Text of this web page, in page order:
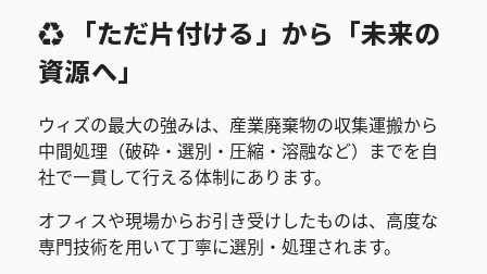
♻️ 「ただ片付ける」から「未来の
資源へ」
ウィズの最大の強みは、産業廃棄物の収集運搬から
中間処理（破砕・選別・圧縮・溶融など）までを自
社で一貫して行える体制にあります。
オフィスや現場からお引き受けしたものは、高度な
専門技術を用いて丁寧に選別・処理されます。